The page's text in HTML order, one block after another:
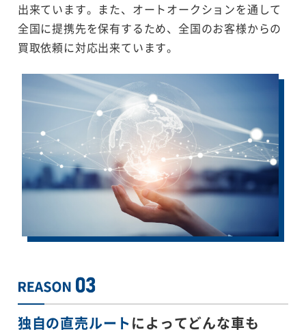
出来ています。また、オートオークションを通して
全国に提携先を保有するため、全国のお客様からの
買取依頼に対応出来ています。
独自の直売ルートによってどんな車も